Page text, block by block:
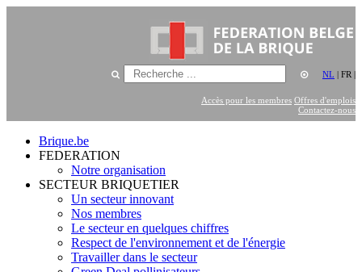
NL | FR |
Accès pour les membres Offres d'emplois
Contactez-nous
Brique.be
FEDERATION
Notre organisation
SECTEUR BRIQUETIER
Un secteur innovant
Nos membres
Le secteur en quelques chiffres
Respect de l'environnement et de l'énergie
Travailler dans le secteur